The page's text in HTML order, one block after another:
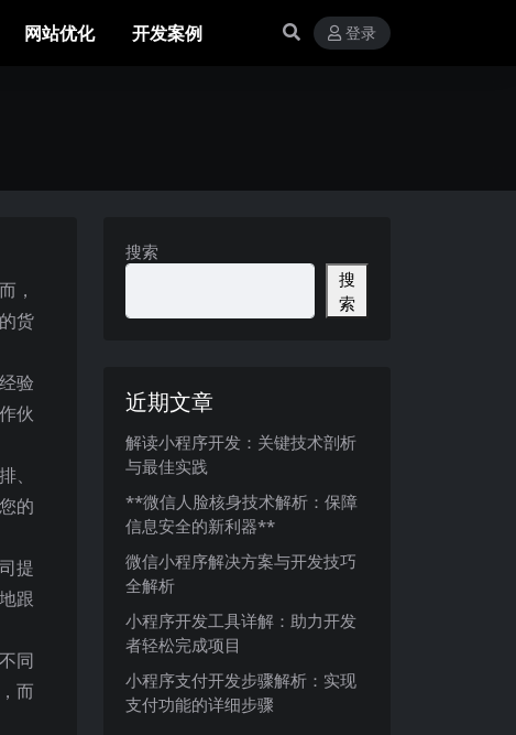
网站优化 开发案例 登录
，
货
验
伙
、
的
提
跟
同
而
搜索
搜
索
近期文章
解读小程序开发：关键技术剖析
与最佳实践
**微信人脸核身技术解析：保障
信息安全的新利器**
微信小程序解决方案与开发技巧
全解析
小程序开发工具详解：助力开发
者轻松完成项目
小程序支付开发步骤解析：实现
支付功能的详细步骤